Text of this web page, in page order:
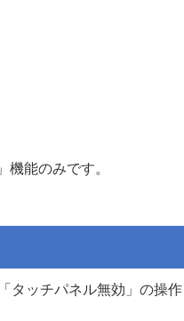
能のみです。
ッチパネル無効」の操